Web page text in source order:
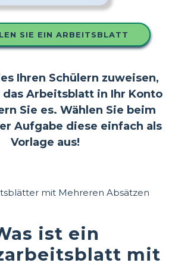
SIE EIN ARBEITSBLATT
Ihren Schülern zuweisen,
das Arbeitsblatt in Ihr Konto
Sie es. Wählen Sie beim
Aufgabe diese einfach als
Vorlage aus!
ist ein
mit